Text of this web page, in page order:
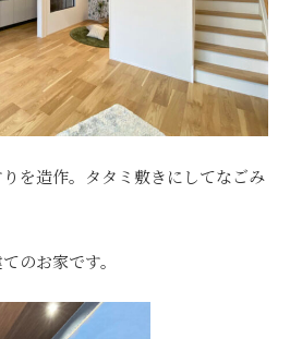
を造作。タタミ敷きにしてなごみ
のお家です。